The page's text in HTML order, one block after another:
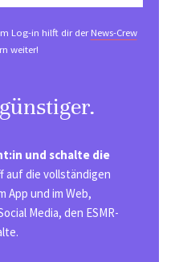
Log-in hilft dir derNews-Crew
weiter!
und schalte die
auf die vollständigen
App und im Web,
Media, den ESMR-